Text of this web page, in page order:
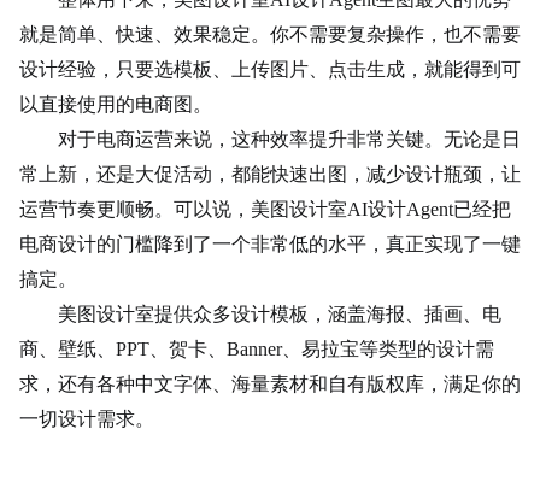
就是简单、快速、效果稳定。你不需要复杂操作，也不需要
设计经验，只要选模板、上传图片、点击生成，就能得到可
以直接使用的电商图。
对于电商运营来说，这种效率提升非常关键。无论是日
常上新，还是大促活动，都能快速出图，减少设计瓶颈，让
运营节奏更顺畅。可以说，美图设计室AI设计Agent已经把
电商设计的门槛降到了一个非常低的水平，真正实现了一键
搞定。
美图设计室提供众多设计模板，涵盖海报、插画、电
商、壁纸、 PPT、贺卡、Banner、易拉宝等类型的设计需
求，还有各种中文字体、海量素材和自有版权库，满足你的
一切设计需求。